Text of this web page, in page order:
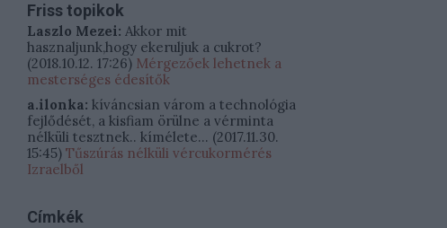
Friss topikok
Laszlo Mezei: Akkor mit
hasznaljunk,hogy ekeruljuk a cukrot?
(2018.10.12. 17:26) Mérgezőek lehetnek a
mesterséges édesítők
a.ilonka: kíváncsian várom a technológia
fejlődését, a kisfiam örülne a vérminta
nélküli tesztnek.. kímélete... (2017.11.30.
15:45) Tűszúrás nélküli vércukormérés
Izraelből
Címkék